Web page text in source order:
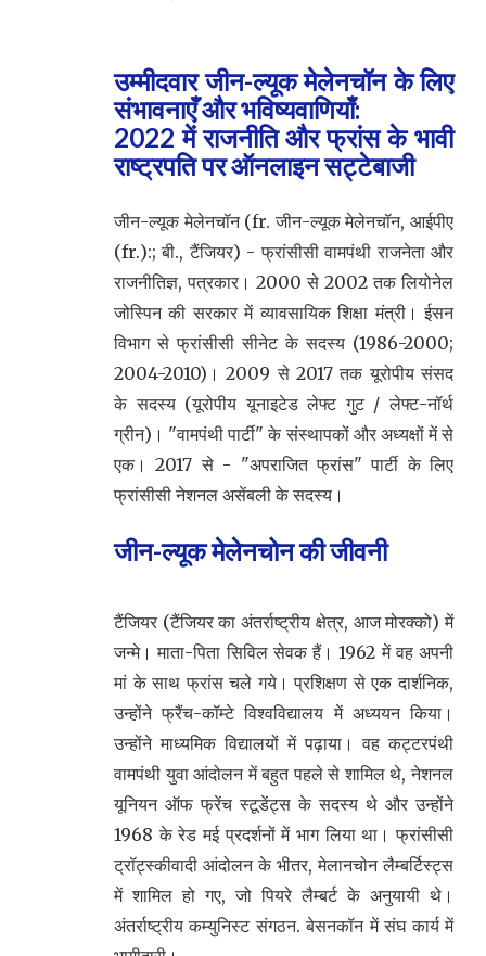
उम्मीदवार जीन-ल्यूक मेलेनचॉन के लिए
संभावनाएँ और भविष्यवाणियाँ:
2022 में राजनीति और फ्रांस के भावी
राष्ट्रपति पर ऑनलाइन सट्टेबाजी
जीन-ल्यूक मेलेनचॉन (fr. जीन-ल्यूक मेलेनचॉन, आईपीए
(fr.):; बी., टैंजियर) - फ्रांसीसी वामपंथी राजनेता और
राजनीतिज्ञ, पत्रकार। 2000 से 2002 तक लियोनेल
जोस्पिन की सरकार में व्यावसायिक शिक्षा मंत्री। ईसन
विभाग से फ्रांसीसी सीनेट के सदस्य (1986-2000;
2004-2010)। 2009 से 2017 तक यूरोपीय संसद
के सदस्य (यूरोपीय यूनाइटेड लेफ्ट गुट / लेफ्ट-नॉर्थ
ग्रीन)। "वामपंथी पार्टी" के संस्थापकों और अध्यक्षों में से
एक। 2017 से - "अपराजित फ्रांस" पार्टी के लिए
फ्रांसीसी नेशनल असेंबली के सदस्य।
जीन-ल्यूक मेलेनचोन की जीवनी
टैंजियर (टैंजियर का अंतर्राष्ट्रीय क्षेत्र, आज मोरक्को) में
जन्मे। माता-पिता सिविल सेवक हैं। 1962 में वह अपनी
मां के साथ फ्रांस चले गये। प्रशिक्षण से एक दार्शनिक,
उन्होंने फ्रैंच-कॉम्टे विश्वविद्यालय में अध्ययन किया।
उन्होंने माध्यमिक विद्यालयों में पढ़ाया। वह कट्टरपंथी
वामपंथी युवा आंदोलन में बहुत पहले से शामिल थे, नेशनल
यूनियन ऑफ फ्रेंच स्टूडेंट्स के सदस्य थे और उन्होंने
1968 के रेड मई प्रदर्शनों में भाग लिया था। फ्रांसीसी
ट्रॉट्स्कीवादी आंदोलन के भीतर, मेलानचोन लैम्बर्टिस्ट्स
में शामिल हो गए, जो पियरे लैम्बर्ट के अनुयायी थे।
अंतर्राष्ट्रीय कम्युनिस्ट संगठन. बेसनकॉन में संघ कार्य में